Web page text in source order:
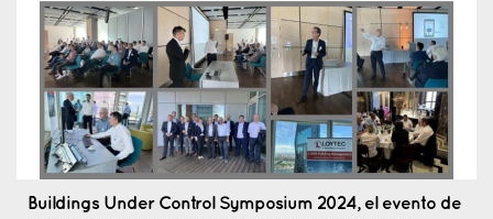
Buildings Under Control Symposium 2024, el evento de